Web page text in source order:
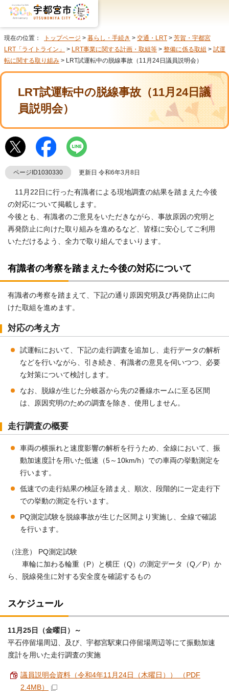
現在の位置： トップページ > 暮らし・手続き > 交通・LRT > 芳賀・宇都宮
LRT「ライトライン」
> LRT事業に関する計画・取組等 > 整備に係る取組 > 試運
転に関する取り組み > LRT試運転中の脱線事故（11月24日議員説明会）
LRT試運転中の脱線事故（11月24日議
員説明会）
ページID1030330 更新日 令和6年3月8日
11月22日に行った有識者による現地調査の結果を踏まえた今後
の対応について掲載します。
今後とも、有識者のご意見をいただきながら、事故原因の究明と
再発防止に向けた取り組みを進めるなど、皆様に安心してご利用
いただけるよう、全力で取り組んでまいります。
有識者の考察を踏まえた今後の対応について
有識者の考察を踏まえて、下記の通り原因究明及び再発防止に向
けた取組を進めます。
対応の考え方
試運転において、下記の走行調査を追加し、走行データの解析
などを行いながら、引き続き、有識者の意見を伺いつつ、必要
な対策について検討します。
なお、脱線が生じた分岐器から先の2番線ホームに至る区間
は、原因究明のための調査を除き、使用しません。
走行調査の概要
車両の横振れと速度影響の解析を行うため、全線において、振
動加速度計を用いた低速（5～10km/h）での車両の挙動測定を
行います。
低速での走行結果の検証を踏まえ、順次、段階的に一定走行下
での挙動の測定を行います。
PQ測定試験を脱線事故が生じた区間より実施し、全線で確認
を行います。
（注意） PQ測定試験
車輪に加わる輪重（P）と横圧（Q）の測定データ（Q／P）か
ら、脱線発生に対する安全度を確認するもの
スケジュール
11月25日（金曜日）～
平石停留場周辺、及び、宇都宮駅東口停留場周辺等にて振動加速
度計を用いた走行調査の実施
議員説明会資料（令和4年11月24日（木曜日）） （PDF
2.4MB）